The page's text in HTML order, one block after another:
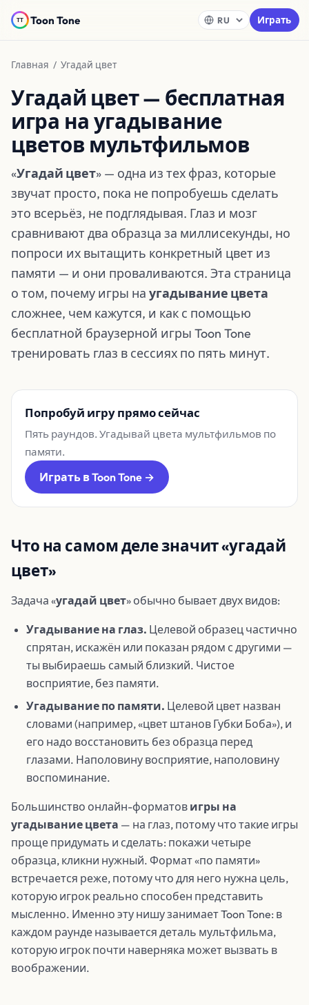
Toon Tone Играть
Главная / Угадай цвет
Угадай цвет — бесплатная
игра на угадывание
цветов мультфильмов
«Угадай цвет» — одна из тех фраз, которые
звучат просто, пока не попробуешь сделать
это всерьёз, не подглядывая. Глаз и мозг
сравнивают два образца за миллисекунды, но
попроси их вытащить конкретный цвет из
памяти — и они проваливаются. Эта страница
о том, почему игры на угадывание цвета
сложнее, чем кажутся, и как с помощью
бесплатной браузерной игры Toon Tone
тренировать глаз в сессиях по пять минут.
Попробуй игру прямо сейчас
Пять раундов. Угадывай цвета мультфильмов по
памяти.
Играть в Toon Tone →
Что на самом деле значит «угадай
цвет»
Задача «угадай цвет» обычно бывает двух видов:
Угадывание на глаз. Целевой образец частично
спрятан, искажён или показан рядом с другими —
ты выбираешь самый близкий. Чистое
восприятие, без памяти.
Угадывание по памяти. Целевой цвет назван
словами (например, «цвет штанов Губки Боба»), и
его надо восстановить без образца перед
глазами. Наполовину восприятие, наполовину
воспоминание.
Большинство онлайн-форматов игры на
угадывание цвета — на глаз, потому что такие игры
проще придумать и сделать: покажи четыре
образца, кликни нужный. Формат «по памяти»
встречается реже, потому что для него нужна цель,
которую игрок реально способен представить
мысленно. Именно эту нишу занимает Toon Tone: в
каждом раунде называется деталь мультфильма,
которую игрок почти наверняка может вызвать в
воображении.